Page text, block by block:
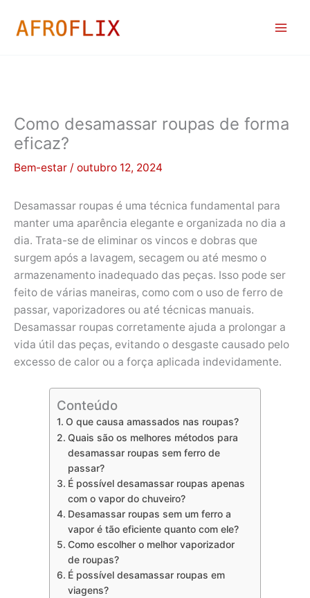
para
Como desamassar roupas de forma
eficaz?
Bem-estar / outubro 12, 2024
Desamassar roupas é uma técnica fundamental para
manter uma aparência elegante e organizada no dia a
dia. Trata-se de eliminar os vincos e dobras que
surgem após a lavagem, secagem ou até mesmo o
armazenamento inadequado das peças. Isso pode ser
feito de várias maneiras, como com o uso de ferro de
passar, vaporizadores ou até técnicas manuais.
Desamassar roupas corretamente ajuda a prolongar a
vida útil das peças, evitando o desgaste causado pelo
excesso de calor ou a força aplicada indevidamente.
Conteúdo
O que causa amassados nas roupas?
Quais são os melhores métodos para
desamassar roupas sem ferro de
passar?
É possível desamassar roupas apenas
com o vapor do chuveiro?
Desamassar roupas sem um ferro a
vapor é tão eficiente quanto com ele?
Como escolher o melhor vaporizador
de roupas?
É possível desamassar roupas em
viagens?